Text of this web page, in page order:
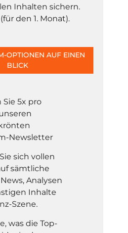
Inhalten sichern.
den 1. Monat).
OPTIONEN AUF EINEN
BLICK
Sie 5x pro
Newsletter
sich vollen
sämtliche
Analysen
Inhalte
Szene.
was die Top-